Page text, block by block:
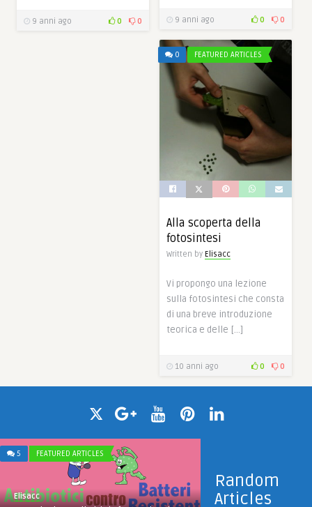
9 anni ago 0 0 9 anni ago 0 0
0 FEATURED ARTICLES
Alla scoperta della
fotosintesi
Written by Elisacc
Vi propongo una lezione
sulla fotosintesi che consta
di una breve introduzione
teorica e delle […]
10 anni ago 0 0
Random
Articles
5 FEATURED ARTICLES
Elisacc